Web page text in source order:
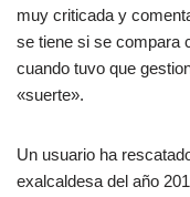
muy criticada y
se tiene si se compara
cuando tuvo que
«suerte».
Un usuario ha
exalcaldesa del año